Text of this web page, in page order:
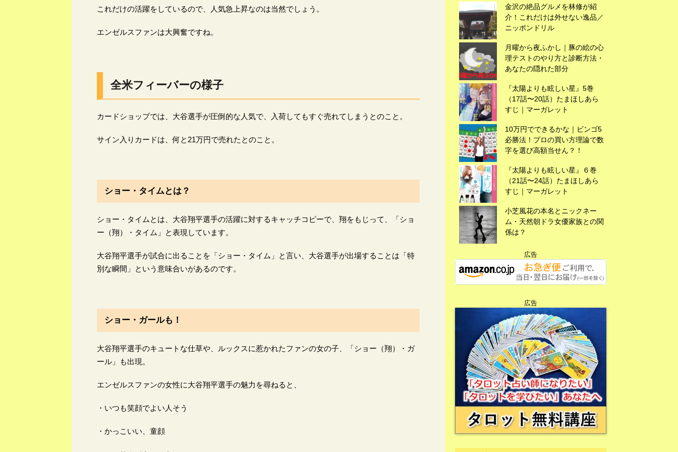
これだけの活躍をしているので、人気急上昇なのは当然でしょう。
エンゼルスファンは大興奮ですね。
全米フィーバーの様子
カードショップでは、大谷選手が圧倒的な人気で、入荷してもすぐ売れてしまうとのこと。
サイン入りカードは、何と21万円で売れたとのこと。
ショー・タイムとは？
ショー・タイムとは、大谷翔平選手の活躍に対するキャッチコピーで、翔をもじって、「ショ
ー（翔）・タイム」と表現しています。
大谷翔平選手が試合に出ることを「ショー・タイム」と言い、大谷選手が出場することは「特
別な瞬間」という意味合いがあるのです。
ショー・ガールも！
大谷翔平選手のキュートな仕草や、ルックスに惹かれたファンの女の子、「ショー（翔）・ガ
ール」も出現。
エンゼルスファンの女性に大谷翔平選手の魅力を尋ねると、
・いつも笑顔でよい人そう
・かっこいい、童顔
広告
金沢の絶品グルメを林修が紹
介！これだけは外せない逸品／
ニッポンドリル
月曜から夜ふかし｜豚の絵の心
理テストのやり方と診断方法・
あなたの隠れた部分
『太陽よりも眩しい星』5巻
（17話〜20話）たまほしあら
すじ｜マーガレット
10万円でできるかな｜ビンゴ5
必勝法！プロの買い方理論で数
字を選び高額当せん？！
『太陽よりも眩しい星』６巻
（21話〜24話）たまほしあら
すじ｜マーガレット
小芝風花の本名とニックネー
ム・天然朝ドラ女優家族との関
係は？
広告
広告